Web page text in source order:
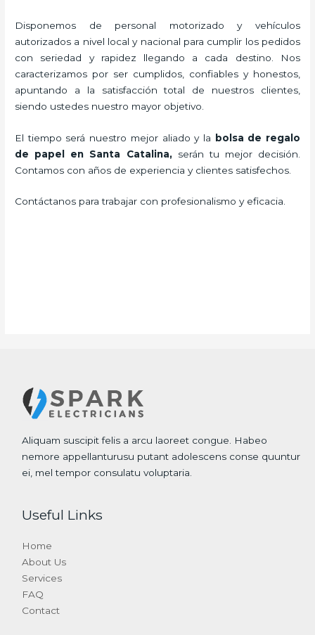
Disponemos de personal motorizado y vehículos
autorizados a nivel local y nacional para cumplir los pedidos
con seriedad y rapidez llegando a cada destino. Nos
caracterizamos por ser cumplidos, confiables y honestos,
apuntando a la satisfacción total de nuestros clientes,
siendo ustedes nuestro mayor objetivo.
El tiempo será nuestro mejor aliado y la bolsa de regalo
de papel en Santa Catalina, serán tu mejor decisión.
Contamos con años de experiencia y clientes satisfechos.
Contáctanos para trabajar con profesionalismo y eficacia.
Aliquam suscipit felis a arcu laoreet congue. Habeo
nemore appellanturusu putant adolescens conse quuntur
ei, mel tempor consulatu voluptaria.
Useful Links
Home
About Us
Services
FAQ
Contact